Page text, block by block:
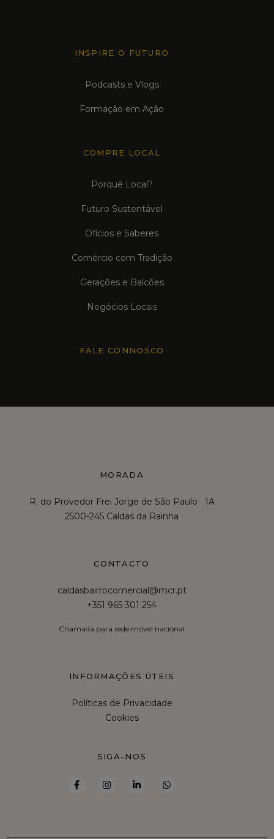
INSPIRE O FUTURO
Podcasts e Vlogs
Formação em Ação
COMPRE LOCAL
Porquê Local?
Futuro Sustentável
Ofícios e Saberes
Comércio com Tradição
Gerações e Balcões
Negócios Locais
FALE CONNOSCO
MORADA
R. do Provedor Frei Jorge de São Paulo 1A
2500-245 Caldas da Rainha
CONTACTO
caldasbairrocomercial@mcr.pt
+351 965 301 254
Chamada para rede móvel nacional
INFORMAÇÕES ÚTEIS
Políticas de Privacidade
Cookies
SIGA-NOS